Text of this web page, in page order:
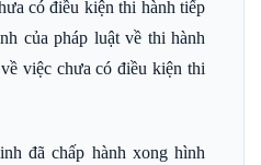
có điều kiện thi hành tiếp
của pháp luật về thi hành
việc chưa có điều kiện thi
đã chấp hành xong hình